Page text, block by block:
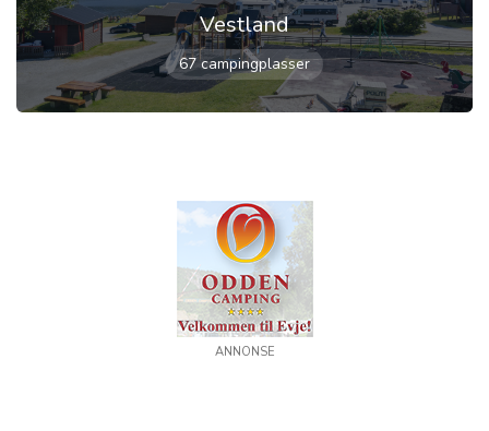
Vestland
67 campingplasser
ANNONSE